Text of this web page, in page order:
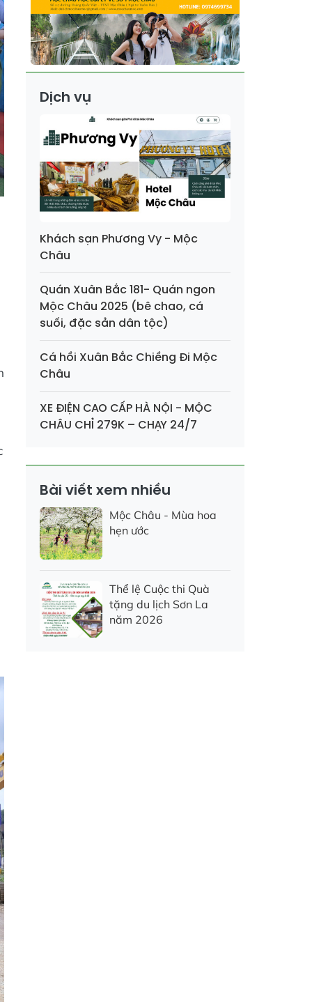
Dịch vụ
Khách sạn Phương Vy - Mộc
Châu
Quán Xuân Bắc 181- Quán ngon
Mộc Châu 2025 (bê chao, cá
suối, đặc sản dân tộc)
Cá hồi Xuân Bắc Chiềng Đi Mộc
Châu
XE ĐIỆN CAO CẤP HÀ NỘI - MỘC
CHÂU CHỈ 279K – CHẠY 24/7
Bài viết xem nhiều
Mộc Châu - Mùa hoa
hẹn ước
Thể lệ Cuộc thi Quà
tặng du lịch Sơn La
năm 2026